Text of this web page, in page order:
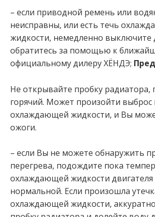
– если приводной ремень или
неисправны, или есть течь
жидкости, немедленно выключите
обратитесь за помощью к
официальному дилеру ХЁНДЭ;
Не открывайте пробку радиатора,
горячий. Может произойти
охлаждающей жидкости, и Вы
ожоги.
– если Вы не можете обнаружить
перегрева, подождите пока
охлаждающей жидкости двигателя
нормальной. Если произошла
охлаждающей жидкости,